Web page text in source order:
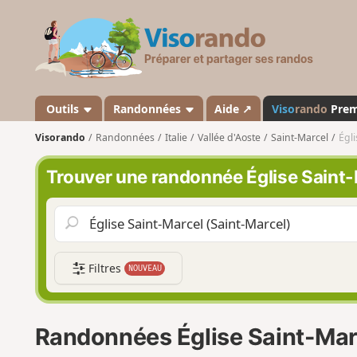
s
a
n
d
o
Outils Randonnées Aide ↗ Visorando
Visorando Randonnées Italie Vallée d'Aoste Saint-Marcel
Trouver une randonnée Église
Filtres NOUVEAU
Randonnées Église Saint-